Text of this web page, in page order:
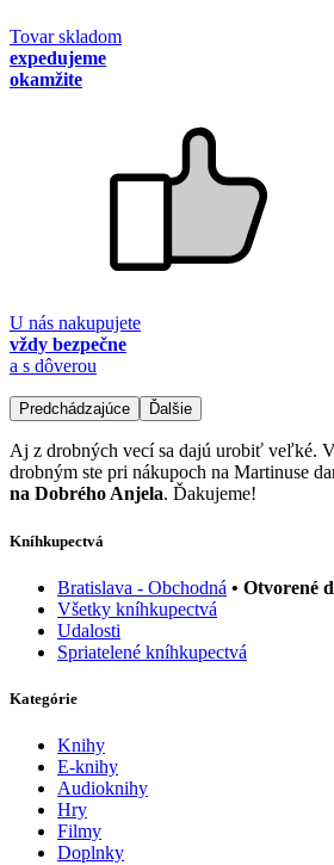
Tovar skladom
expedujeme
okamžite
U nás nakupujete
vždy bezpečne
a s dôverou
Predchádzajúce Ďalšie
Aj z drobných vecí sa dajú urobiť veľké.
drobným ste pri nákupoch na Martinuse
na Dobrého Anjela. Ďakujeme!
Kníhkupectvá
Bratislava - Obchodná • Otvorené
Všetky kníhkupectvá
Udalosti
Spriatelené kníhkupectvá
Kategórie
Knihy
E-knihy
Audioknihy
Hry
Filmy
Doplnky